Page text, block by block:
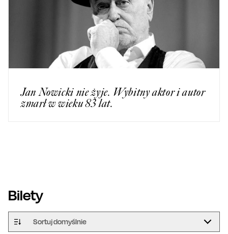
Jan Nowicki nie żyje. Wybitny aktor i autor
zmarł w wieku 83 lat.
Bilety
Sortuj domyślnie